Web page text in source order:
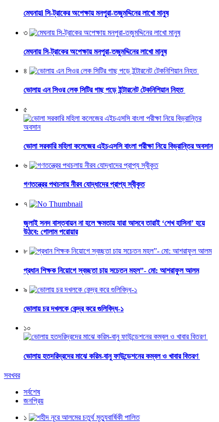
মেঘনায়l সি-ট্রাকের অপেক্ষায় মনপুরা-তজুমদ্দিনের লাখো মানুষ
৩
মেঘনায় সি-ট্রাকের অপেক্ষায় মনপুরা-তজুমদ্দিনের লাখো মানুষ
৪
ভোলায় এন সিওর লেক সিটির গাছ পড়ে ইন্টারনেট টেকনিশিয়ান নিহত
৫
ভোলা সরকারি মহিলা কলেজের এইচএসসি বাংলা পরীক্ষা নিয়ে বিভ্রান্তির অবসান
৬
গণতন্ত্রের পথচলায় নীরব যোদ্ধাদের প্রাপ্য স্বীকৃত
৭
জুলাই সনদ বাস্তবায়ন না হলে ক্ষমতায় যারা আসবে তারাই ‘শেখ হাসিনা’ হয়ে
উঠবে: গোলাম পরোয়ার
৮
প্রধান শিক্ষক নিয়োগে স্বচ্ছতা চায় সচেতন মহল”- মো: আশরাফুল আলম
৯
ভোলায় চর দখলকে কেন্দ্র করে গুলিবিদ্ধ-১
১০
ভোলায় হতদরিদ্রদের মাঝে করিম-বানু ফাউন্ডেশনের কম্বল ও খাবার বিতরণ
সবখবর
সর্বশেষ
জনপ্রিয়
১